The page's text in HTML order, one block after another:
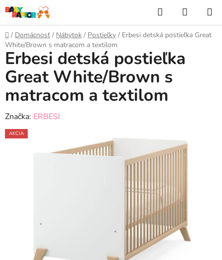
Prejsť
na
obsah
Hľadať
KOŠÍK
Domov
/ Domácnosť / Nábytok / Postieľky / Erbesi detská postieľka Great
White/Brown s matracom a textilom
Erbesi detská postieľka
Great White/Brown s
matracom a textilom
Značka: ERBESI
AKCIA